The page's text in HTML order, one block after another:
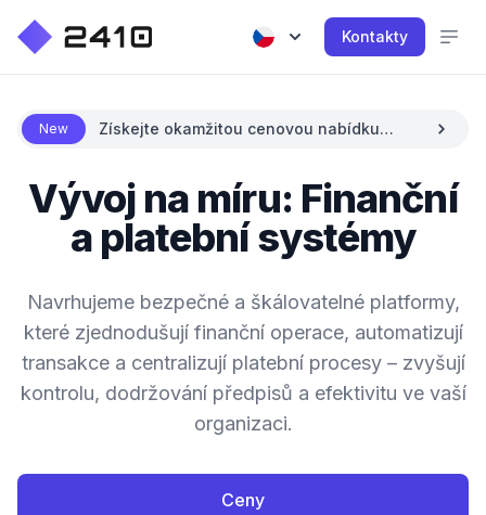
Kontakty
New
Získejte okamžitou cenovou nabídku
Vývoj na míru: Finanční
a platební systémy
Navrhujeme bezpečné a škálovatelné platformy,
které zjednodušují finanční operace, automatizují
transakce a centralizují platební procesy – zvyšují
kontrolu, dodržování předpisů a efektivitu ve vaší
organizaci.
Ceny